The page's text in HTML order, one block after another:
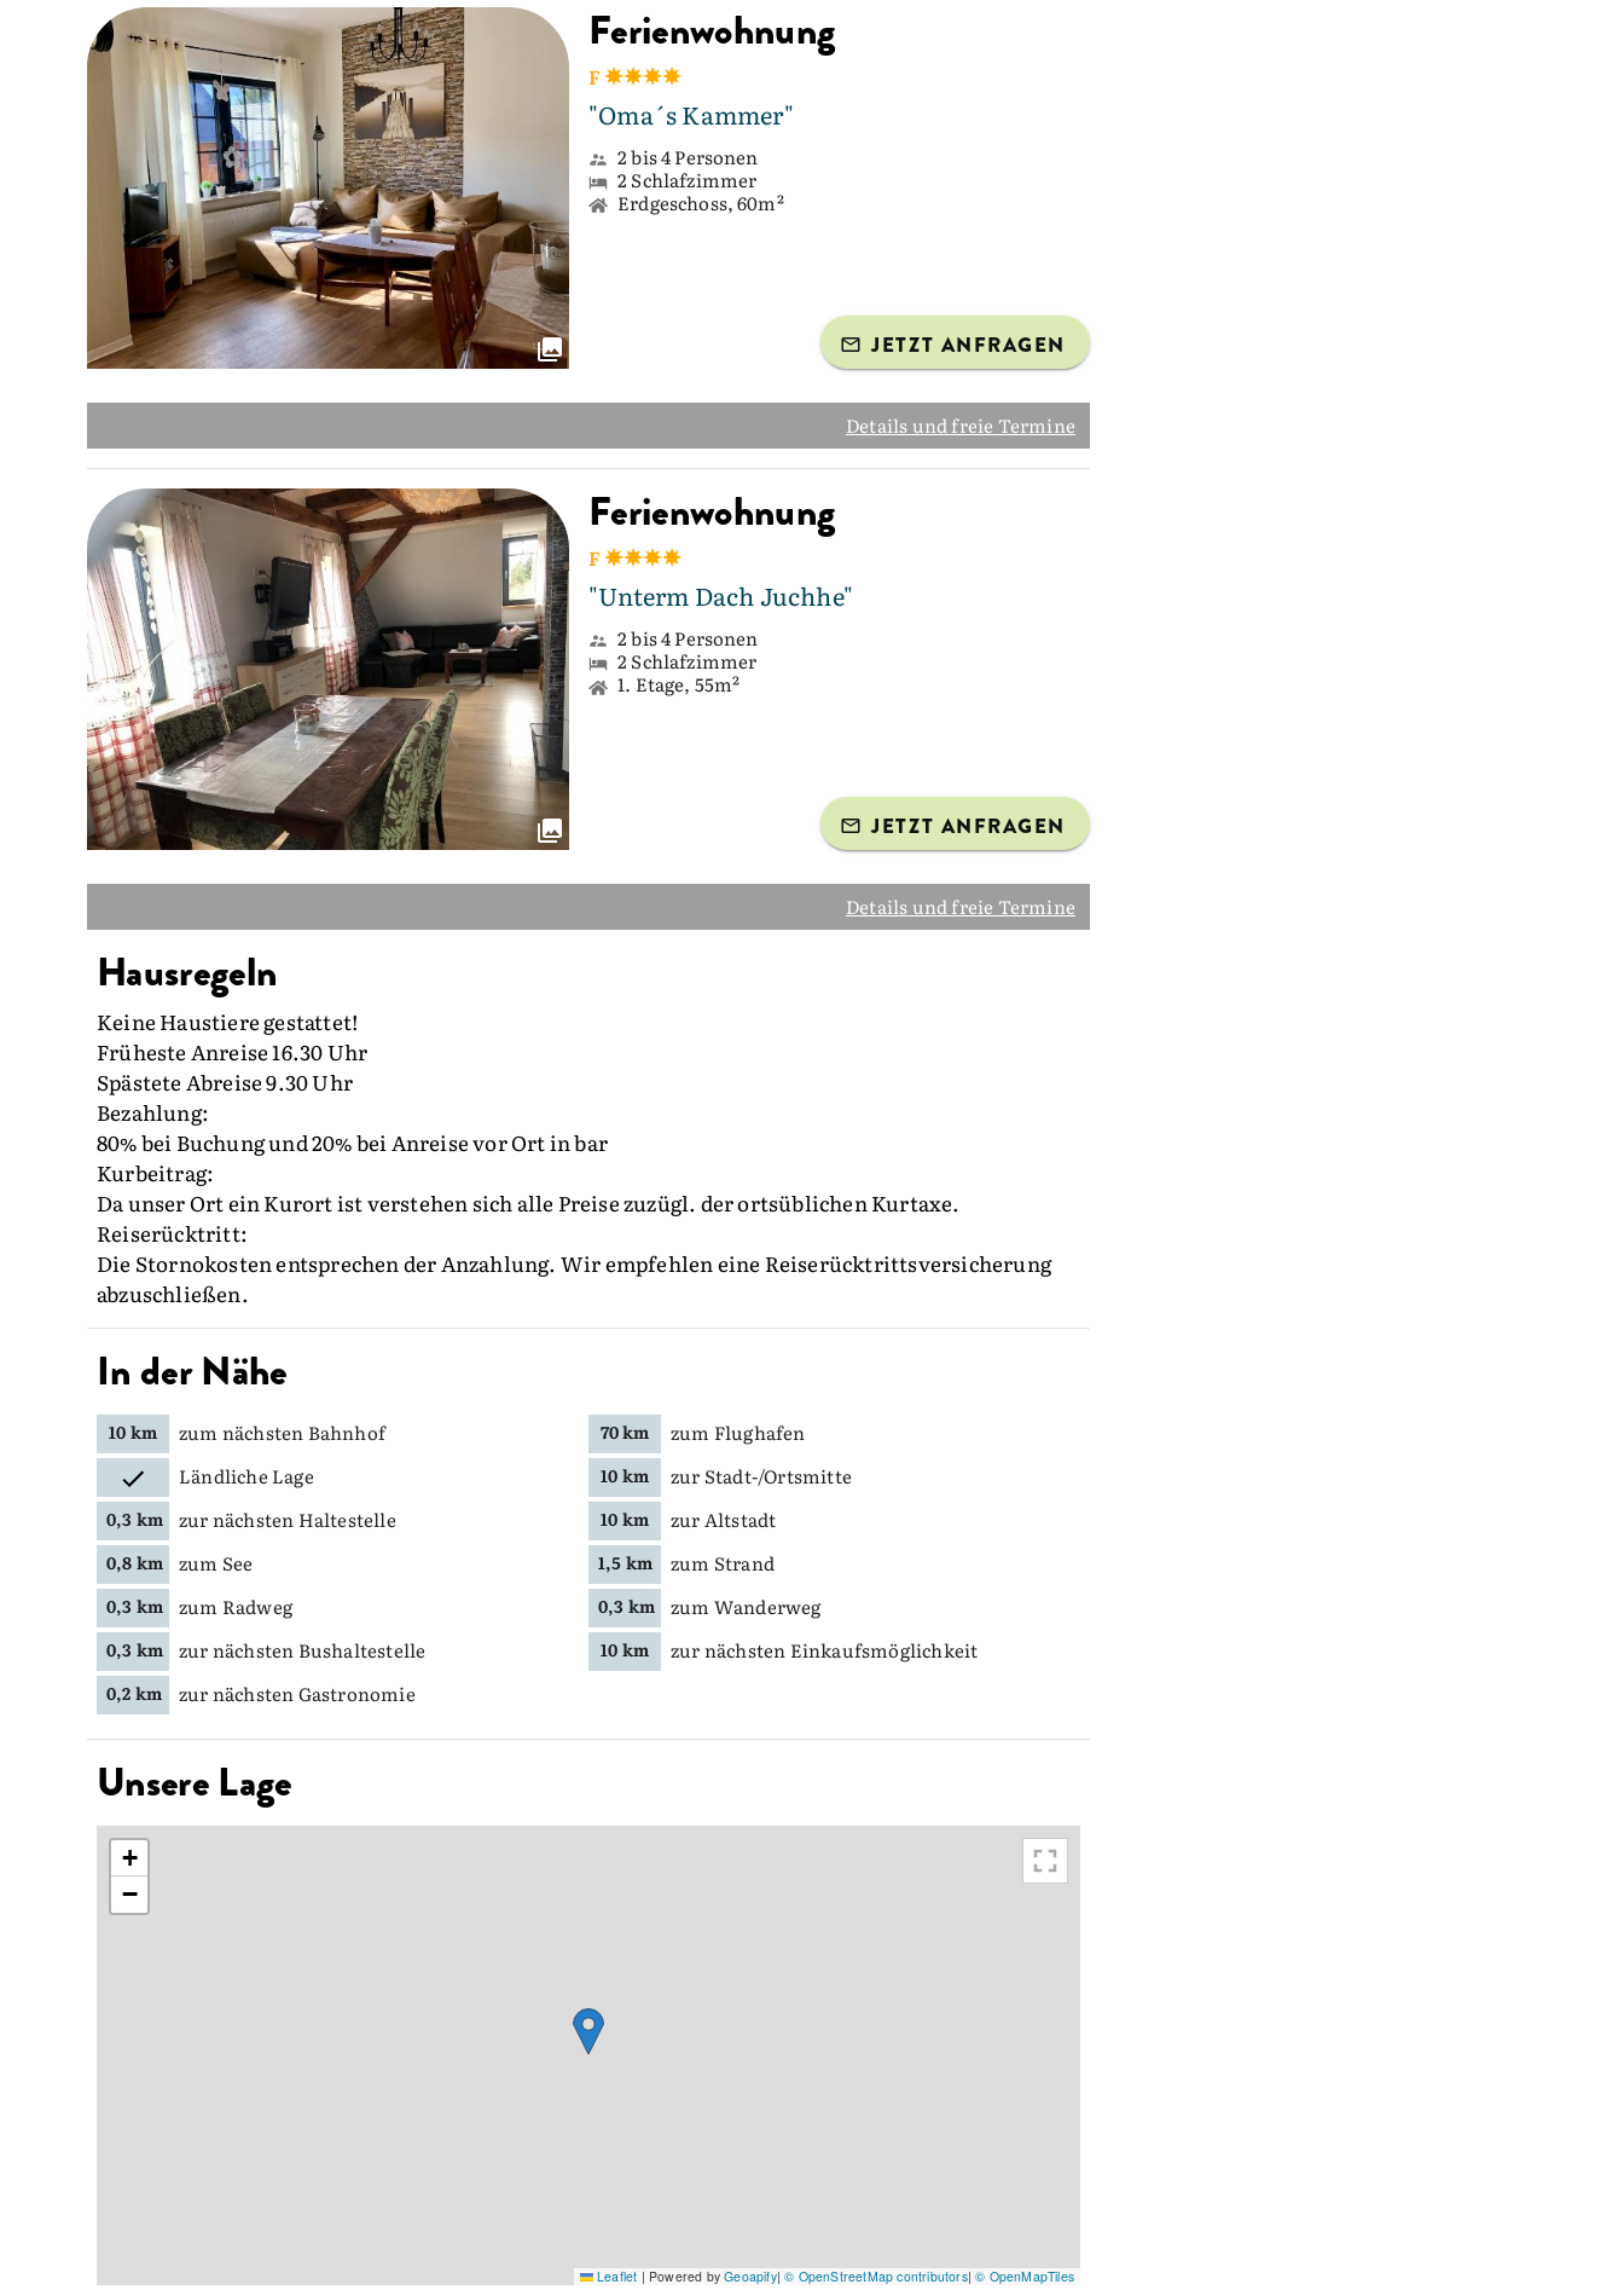
Ferienwohnung
F
"Oma´s Kammer"
2 bis 4 Personen
2 Schlafzimmer
Erdgeschoss, 60m²
JETZT ANFRAGEN
Details und freie Termine
Ferienwohnung
F
"Unterm Dach Juchhe"
2 bis 4 Personen
2 Schlafzimmer
1. Etage, 55m²
JETZT ANFRAGEN
Details und freie Termine
Hausregeln
Keine Haustiere gestattet!
Früheste Anreise 16.30 Uhr
Spästete Abreise 9.30 Uhr
Bezahlung:
80% bei Buchung und 20% bei Anreise vor Ort in bar
Kurbeitrag:
Da unser Ort ein Kurort ist verstehen sich alle Preise zuzügl. der ortsüblichen Kurtaxe.
Reiserücktritt:
Die Stornokosten entsprechen der Anzahlung. Wir empfehlen eine Reiserücktrittsversicherung
abzuschließen.
In der Nähe
10 km zum nächsten Bahnhof 70 km
zum Flughafen
Ländliche Lage
10 km zur Stadt-/Ortsmitte
0,3 km zur nächsten Haltestelle 10 km zur Altstadt
0,8 km zum See 1,5 km zum Strand
0,3 km zum Radweg 0,3 km zum Wanderweg
0,3 km zur nächsten Bushaltestelle 10 km zur nächsten Einkaufsmöglichkeit
0,2 km zur nächsten Gastronomie
Unsere Lage
+
−
Leaflet | Powered byGeoapify|© OpenStreetMap contributors|© OpenMapTiles